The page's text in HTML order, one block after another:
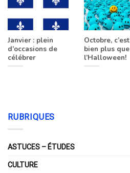
Janvier : plein
d’occasions de
célébrer
Octobre, c’est
bien plus que
l’Halloween!
RUBRIQUES
ASTUCES – ÉTUDES
CULTURE